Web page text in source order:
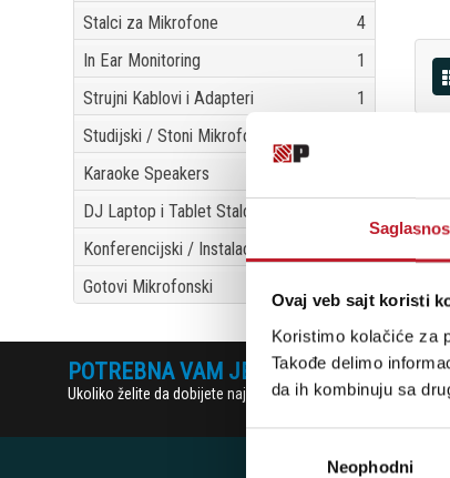
Ovaj veb sajt koristi
Koristimo kolačiće za
Takođe delimo
da ih kombinuju sa
сагласностиNeophodni
Stalci za Mikrofone
4
In Ear Monitoring
1
Strujni Kablovi i Adapteri
1
Studijski / Stoni Mikrofonski Stalci
Karaoke Speakers
DJ Laptop i Tablet Stalci
Konferencijski / Instalacijski Mikrofoni
Gotovi Mikrofonski
POTREBNA VAM JE POMOĆ? POZOVITE
Ukoliko želite da dobijete najnovije informacije o novitetima i